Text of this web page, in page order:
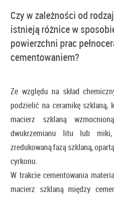
Czy w zależności od
istnieją różnice w
powierzchni prac
cementowaniem?
Ze względu na skład
podzielić na ceramikę szklaną,
macierz szklaną
dwukrzemianu litu lub
zredukowaną fazą szklaną,
cyrkonu.
W trakcie cementowania
macierz szklaną między